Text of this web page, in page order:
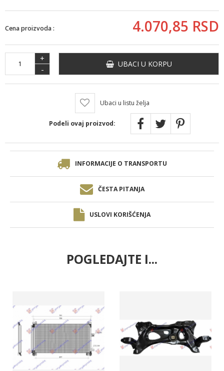
Cena proizvoda : 4.070,85 RSD
+
-
UBACI U KORPU
Ubaci u listu želja
Podeli ovaj proizvod:
INFORMACIJE O TRANSPORTU
ČESTA PITANJA
USLOVI KORIŠĆENJA
POGLEDAJTE I...